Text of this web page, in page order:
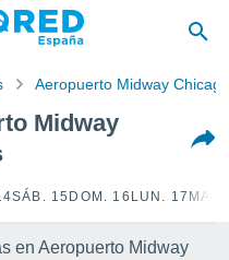
Aeropuerto Midway Chicago
Midway
SÁB. 15 DOM. 16 LUN. 17
en Aeropuerto Midway